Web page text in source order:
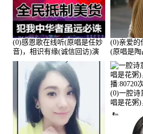
(0)感恩歌在线听(原唱是任妙
音)，相识有缘(诚信回访)演
唱点播:161288次
(0)亲爱的
(原唱是
播:159722
(0)一腔诗
唱是花粥
播:80720次